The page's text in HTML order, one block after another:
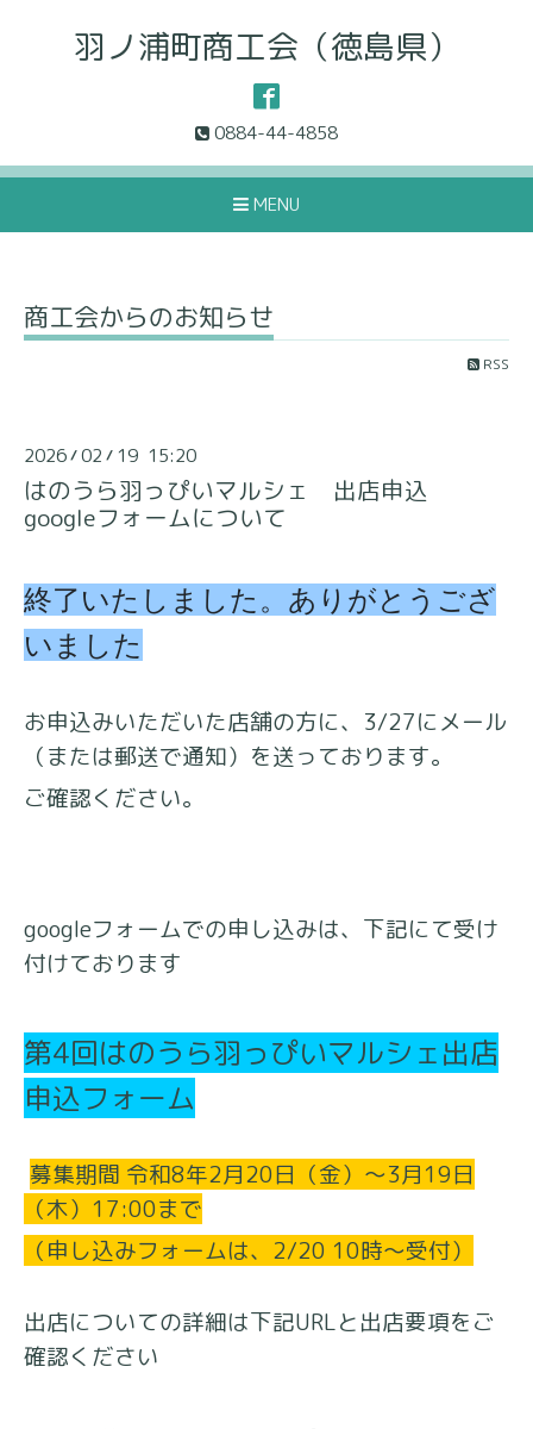
羽ノ浦町商工会（徳島県）
0884-44-4858
MENU
商工会からのお知らせ
RSS
2026/02 / 19 15:20
はのうら羽っぴいマルシェ 出店申込
googleフォームについて
終了いたしました。ありがとうござ
いました
お申込みいただいた店舗の方に、3/27にメール
（または郵送で通知）を送っております。
ご確認ください。
googleフォームでの申し込みは、下記にて受け
付けております
第4回はのうら羽っぴいマルシェ出店
申込フォーム
募集期間 令和8年2月20日（金）〜3月19日
（木）17:00まで
（申し込みフォームは、2/20 10時～受付）
出店についての詳細は下記URLと出店要項をご
確認ください